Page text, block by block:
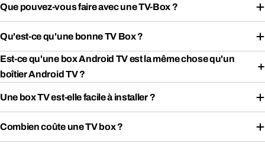
Que pouvez-vous faire avec une TV-Box ?
Qu'est-ce qu'une bonne TV Box ?
Est-ce qu'une box Android TV est la même chose qu'un
boîtier Android TV ?
Une box TV est-elle facile à installer ?
Combien coûte une TV box ?